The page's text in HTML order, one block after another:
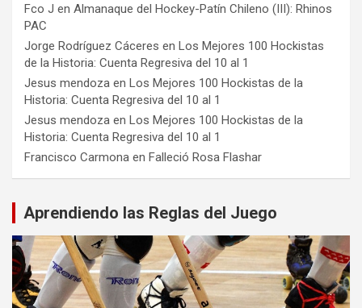
Fco J en Almanaque del Hockey-Patín Chileno (III): Rhinos
PAC
Jorge Rodríguez Cáceres en Los Mejores 100 Hockistas
de la Historia: Cuenta Regresiva del 10 al 1
Jesus mendoza en Los Mejores 100 Hockistas de la
Historia: Cuenta Regresiva del 10 al 1
Jesus mendoza en Los Mejores 100 Hockistas de la
Historia: Cuenta Regresiva del 10 al 1
Francisco Carmona en Falleció Rosa Flashar
Aprendiendo las Reglas del Juego